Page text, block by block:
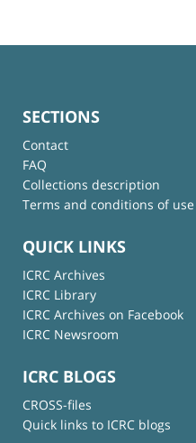
SECTIONS
Contact
FAQ
Collections description
Terms and conditions of use
QUICK LINKS
ICRC Archives
ICRC Library
ICRC Archives on Facebook
ICRC Newsroom
ICRC BLOGS
CROSS-files
Quick links to ICRC blogs